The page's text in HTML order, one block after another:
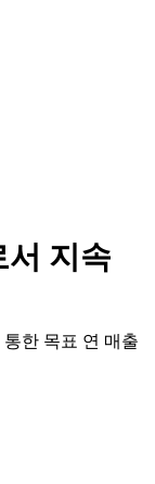
서 지속
한 목표 연 매출